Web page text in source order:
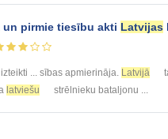
un pirmie tiesību akti Latvijas
... sības apmierināja. Latvijā
latviešu strēlnieku bataljonu ...